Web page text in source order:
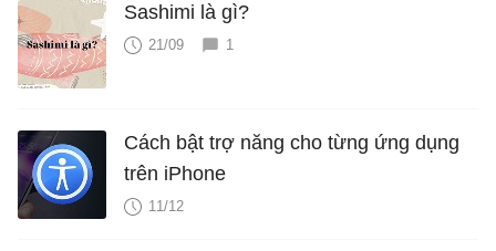
Sashimi là gì?
21/09 1
Cách bật trợ năng cho từng ứng dụng
trên iPhone
11/12